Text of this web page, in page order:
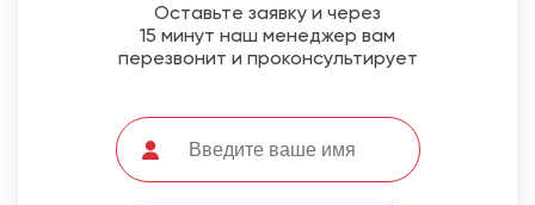
Оставьте заявку и через
15 минут наш менеджер вам
перезвонит и проконсультирует